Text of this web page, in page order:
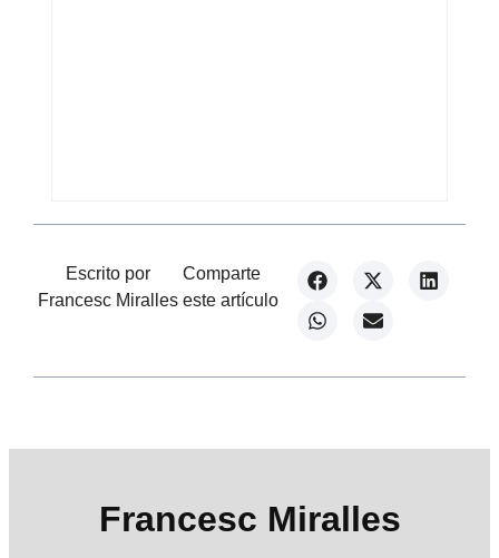
Escrito por
Francesc Miralles
Comparte
este artículo
Francesc Miralles